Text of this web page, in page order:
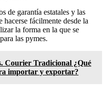
de garantía estatales y las
hacerse fácilmente desde la
la forma en la que se
las pymes.
Courier Tradicional ¿Qué
importar y exportar?